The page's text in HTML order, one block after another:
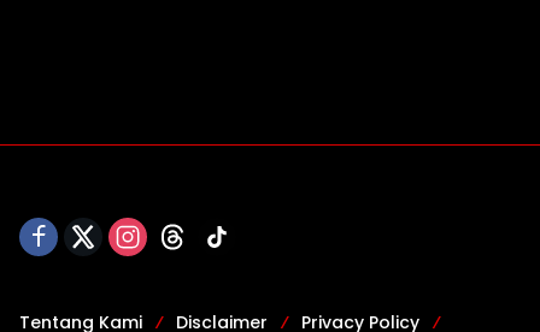
Tentang Kami Disclaimer Privacy Policy